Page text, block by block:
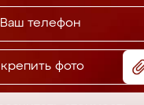
фото